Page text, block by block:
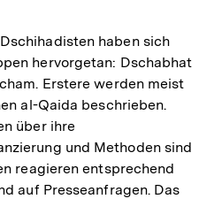
haben sich
hervorgetan: Dschabhat
Erstere werden meist
al-Qaida beschrieben.
über ihre
und Methoden sind
reagieren entsprechend
auf Presseanfragen. Das